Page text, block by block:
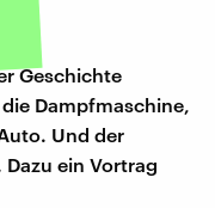
Geschichte
Dampfmaschine,
Und der
Dazu ein Vortrag